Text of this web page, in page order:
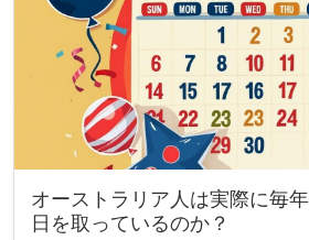
オーストラリア人は実際に毎
日を取っているのか？